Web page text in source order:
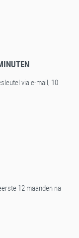
via e-mail, 10
12 maanden na